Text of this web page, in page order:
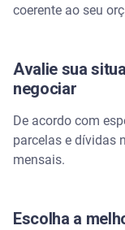
coerente ao seu
Avalie sua
negociar
De acordo com
parcelas e dívidas
mensais.
Escolha a